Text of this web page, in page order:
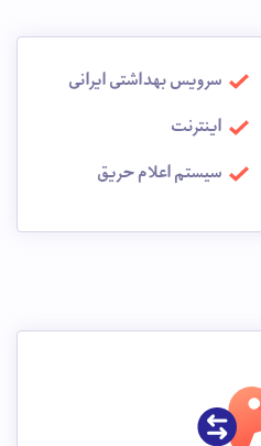
سرویس بهداشتی ایرانی
اینترنت
سیستم اعلام حریق